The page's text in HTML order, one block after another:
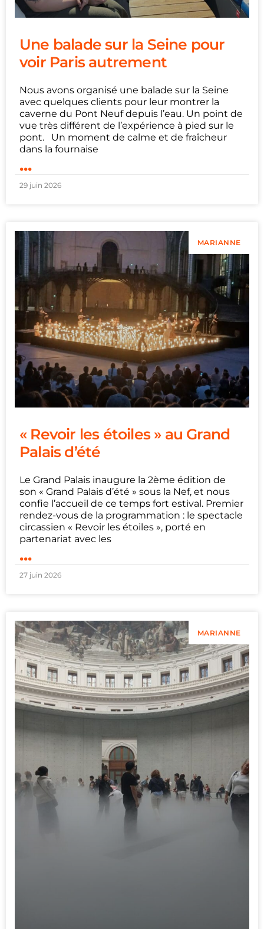
Une balade sur la Seine pour
voir Paris autrement
Nous avons organisé une balade sur la Seine
avec quelques clients pour leur montrer la
caverne du Pont Neuf depuis l’eau. Un point de
vue très différent de l’expérience à pied sur le
pont. Un moment de calme et de fraîcheur
dans la fournaise
...
29 juin 2026
MARIANNE
« Revoir les étoiles » au Grand
Palais d’été
Le Grand Palais inaugure la 2ème édition de
son « Grand Palais d’été » sous la Nef, et nous
confie l’accueil de ce temps fort estival. Premier
rendez-vous de la programmation : le spectacle
circassien « Revoir les étoiles », porté en
partenariat avec les
...
27 juin 2026
MARIANNE